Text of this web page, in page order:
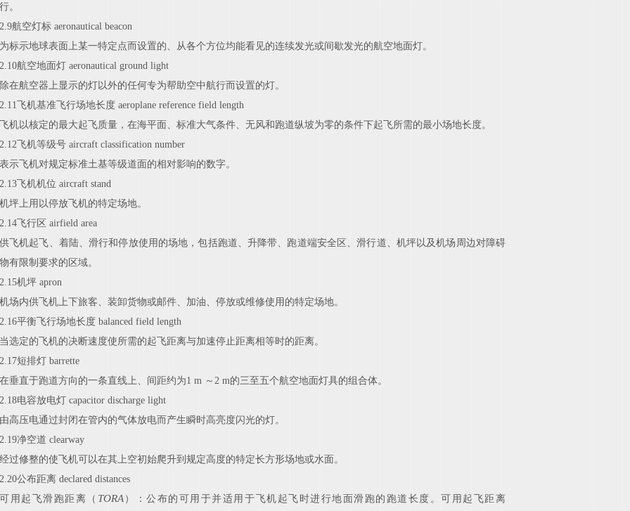
行。
2.9航空灯标 aeronautical beacon
为标示地球表面上某一特定点而设置的、从各个方位均能看见的连续发光或间歇发光的航空地面灯。
2.10航空地面灯 aeronautical ground light
除在航空器上显示的灯以外的任何专为帮助空中航行而设置的灯。
2.11飞机基准飞行场地长 度 aeroplane reference field length
飞机以核定的最大起飞质量，在海平面、标准大气条件、无风和跑道纵坡为零的条件下起飞所需的最小场地长度。
2.12飞机等级号 aircraft classification number
表示飞机对规定标准土基等级道面的相对影响的数字。
2 .13飞机机位 aircraft stand
机坪上用以停放飞机的特定场地。
2.14飞行区 airfield area
供飞机起飞、着陆、滑行和停放使用的场地，包括跑道、升降带、跑道端安全区、滑行道、机坪以 及机场周边对障碍
物有限制要求的区域。
2.15机坪 apron
机场内供飞机上下旅客、装卸货物或邮件、加油、停放或维修使用的特定场地。
2.16平衡飞行场地长 度 balanced field length
当选定的飞机的决断速度使所需的起飞距离与加速停止距离相等时的距离。
2.17短排灯 barrette
在垂直于跑道方向的一条直线上、间距约为1 m ～2 m的三至五个航空地面灯具的组合体。
2.18电容放电灯 capacitor discharge light
由高压电通过封闭在管内的气体放电而产生瞬时高亮度闪光的灯。
2.19净空道 clearway
经过修整的使飞机可以在其上空初始爬升到规定高度的特定长方形场地或水面。
2.20公布距离 declared distances
可用起飞滑跑距离（ TORA ）：公布的可用于并适用于飞机起飞时进行地面滑跑的跑道长度。可用起飞距离